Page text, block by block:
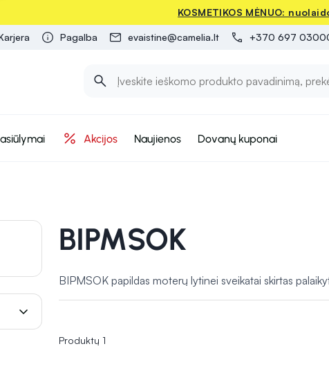
KOSMETIKOS MĖNUO:
Pagalba evaistine@camelia.lt +370 697
Akcijos Naujienos Dovanų kuponai
BIPMSOK
BIPMSOK papildas moterų lytinei sveikatai skirtas
Produktų 1